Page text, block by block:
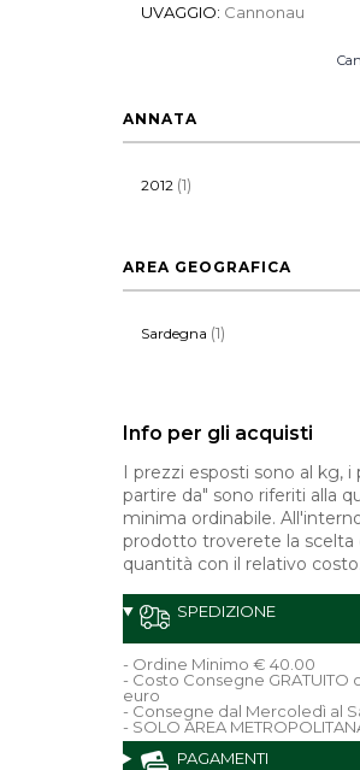
UVAGGIO: Cannonau
ANNATA
2012 (1)
AREA GEOGRAFICA
Sardegna (1)
Info per gli acquisti
I prezzi esposti sono al kg, i
partire da" sono riferiti alla
minima ordinabile.
prodotto troverete la scelta
quantità con il relativo costo.
SPEDIZIONE
- Ordine Minimo € 40.00
- Costo Consegne GRATUITO
euro
- Consegne dal Mercoledì al
- SOLO AREA
PAGAMENTI